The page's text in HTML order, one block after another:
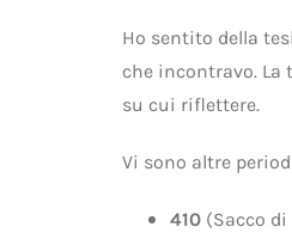
Ho sentito della
che incontravo.
su cui riflettere.
Vi sono altre
410(Sacco di